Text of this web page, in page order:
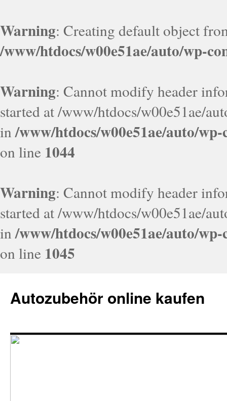
Warning: Creating default object
/www/htdocs/w00e51ae/auto/wp-
Warning: Cannot modify header
started at /www/htdocs/w00e51ae/
in/www/htdocs/w00e51ae/auto/
on line 1044
Warning: Cannot modify header
started at /www/htdocs/w00e51ae/
in/www/htdocs/w00e51ae/auto/
on line 1045
Autozubehör online kaufen